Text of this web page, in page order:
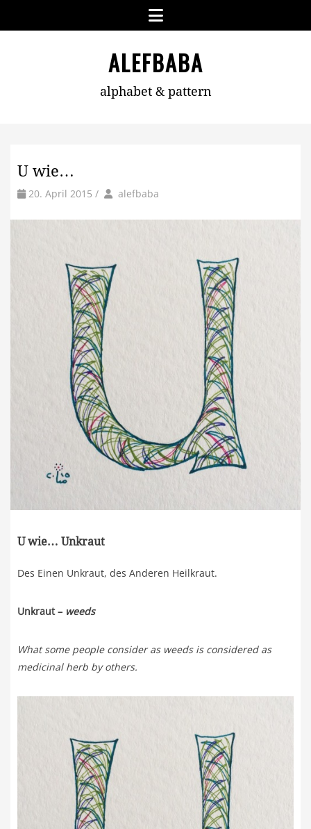
Menu
ALEFBABA
alphabet & pattern
U wie…
20. April 2015 / by Author
alefbaba
U wie… Unkraut
Des Einen Unkraut, des Anderen Heilkraut.
Unkraut – weeds
What some people consider as weeds is considered as
medicinal herb by others.